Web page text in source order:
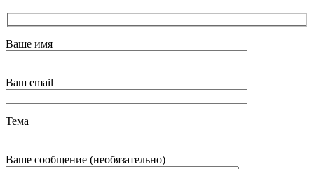
Ваше имя
Ваш email
Тема
Ваше сообщение (необязательно)